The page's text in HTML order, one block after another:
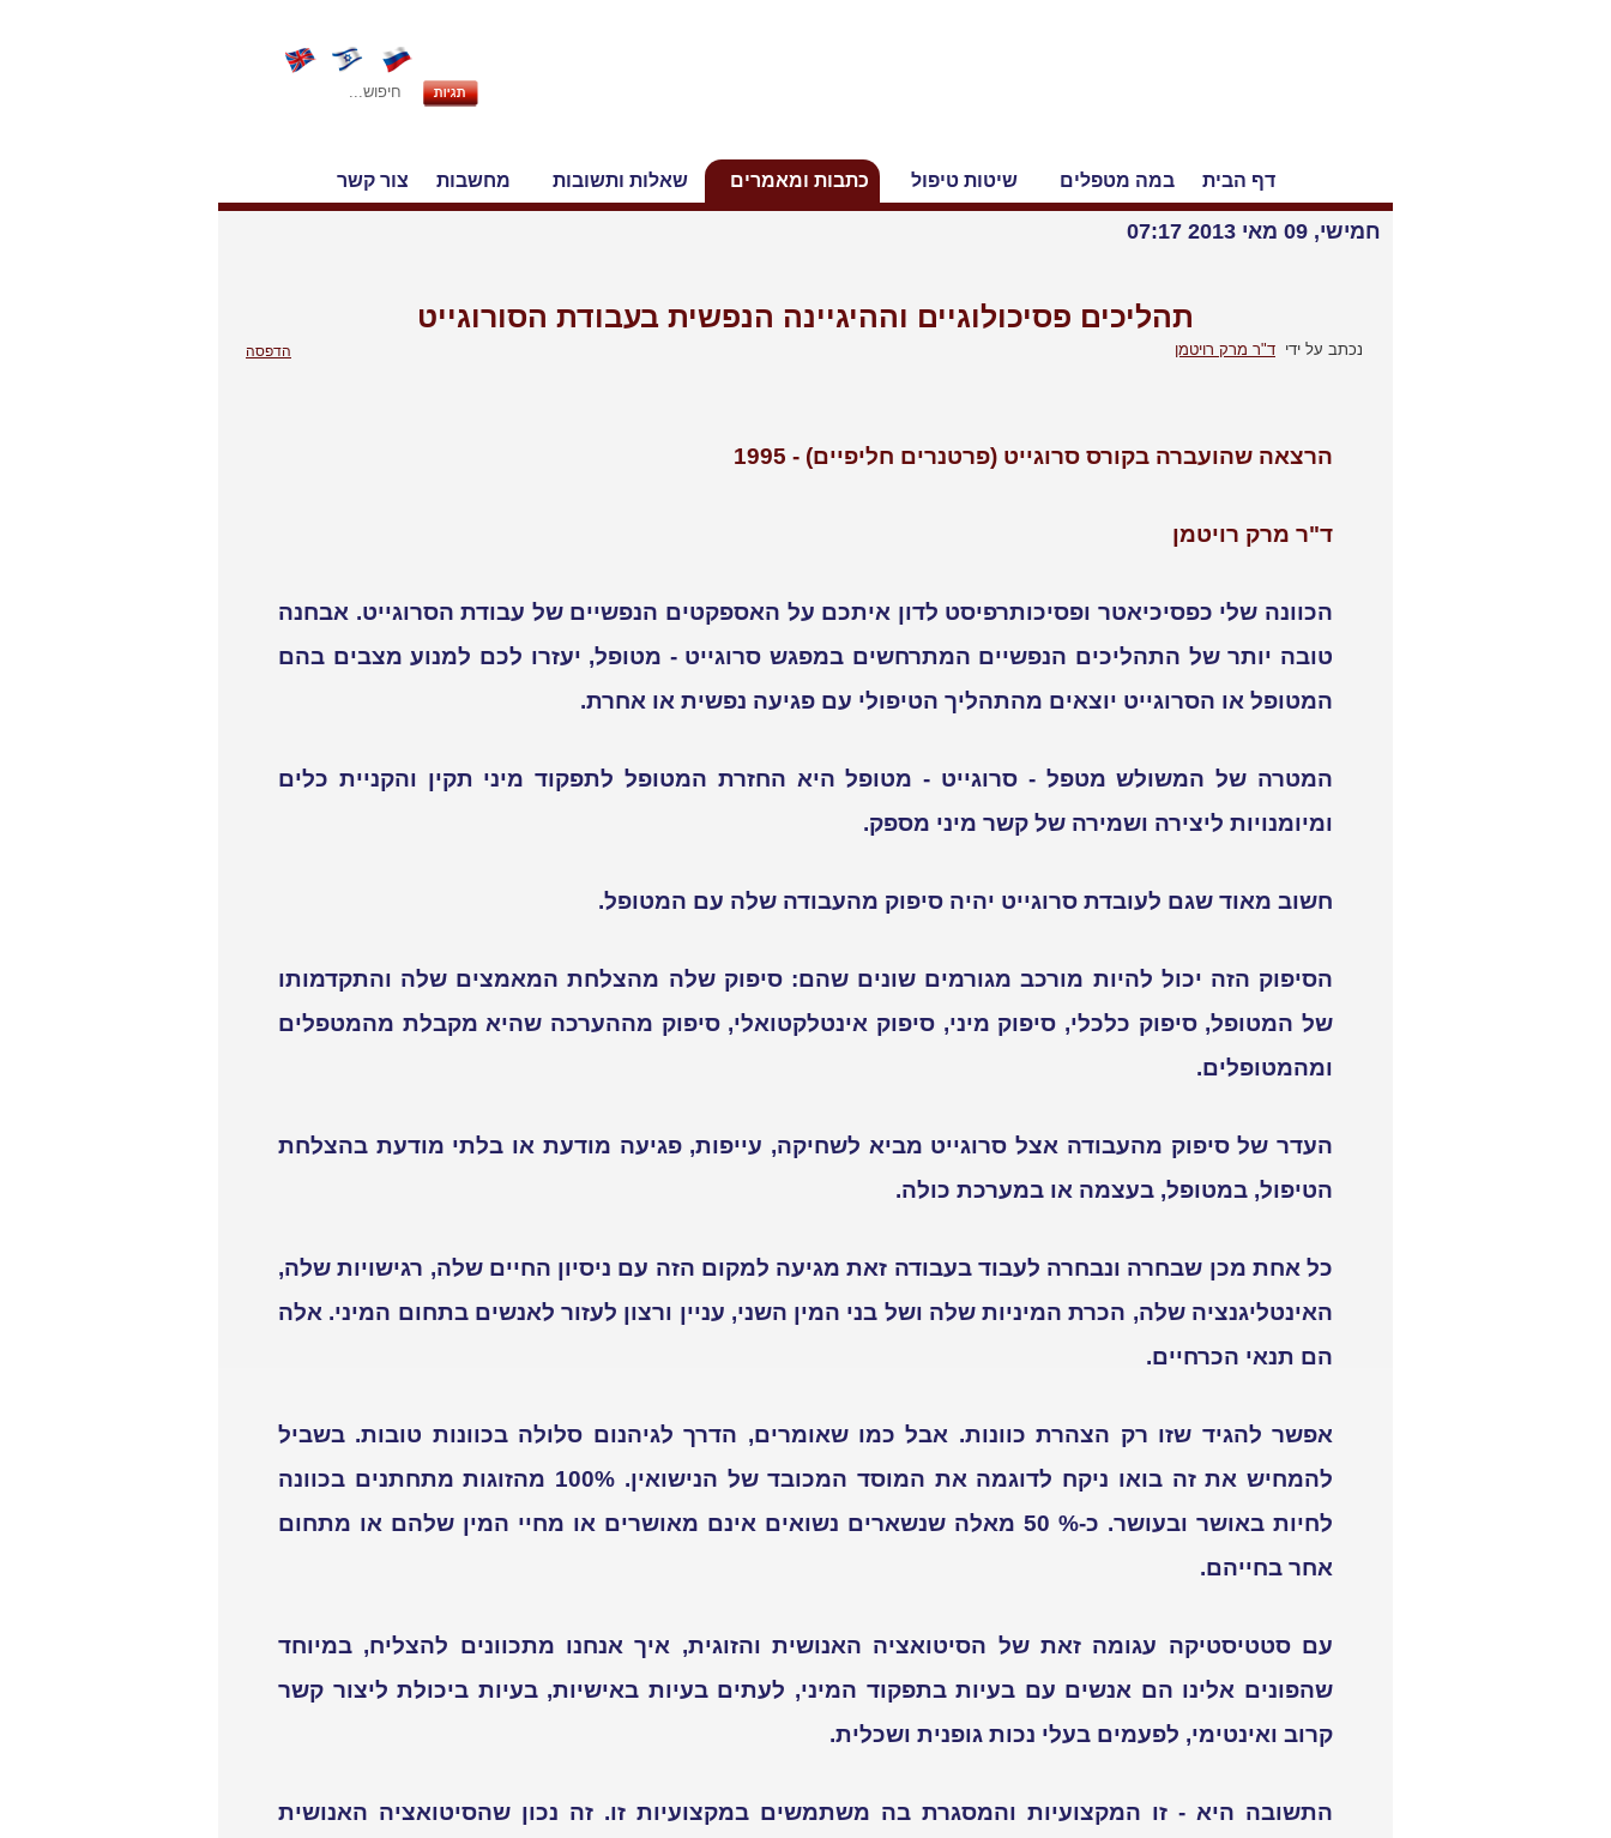
דף הבית במה מטפלים שיטות טיפול כתבות ומאמרים שאלות ותשובות מחשבות צור קשר
חמישי, 09 מאי 2013 07:17
תהליכים פסיכולוגיים וההיגיינה הנפשית בעבודת הסורוגייט
נכתב על ידי ד"ר מרק רויטמן הדפסה
הרצאה שהועברה בקורס סרוגייט (פרטנרים חליפיים) - 1995
ד"ר מרק רויטמן
הכוונה שלי כפסיכיאטר ופסיכותרפיסט לדון איתכם על האספקטים הנפשיים של עבודת הסרוגייט. אבחנה
טובה יותר של התהליכים הנפשיים המתרחשים במפגש סרוגייט - מטופל, יעזרו לכם למנוע מצבים בהם
המטופל או הסרוגייט יוצאים מהתהליך הטיפולי עם פגיעה נפשית או אחרת.
המטרה של המשולש מטפל - סרוגייט - מטופל היא החזרת המטופל לתפקוד מיני תקין והקניית כלים
ומיומנויות ליצירה ושמירה של קשר מיני מספק.
חשוב מאוד שגם לעובדת סרוגייט יהיה סיפוק מהעבודה שלה עם המטופל.
הסיפוק הזה יכול להיות מורכב מגורמים שונים שהם: סיפוק שלה מהצלחת המאמצים שלה והתקדמותו
של המטופל, סיפוק כלכלי, סיפוק מיני, סיפוק אינטלקטואלי, סיפוק מההערכה שהיא מקבלת מהמטפלים
ומהמטופלים.
העדר של סיפוק מהעבודה אצל סרוגייט מביא לשחיקה, עייפות, פגיעה מודעת או בלתי מודעת בהצלחת
הטיפול, במטופל, בעצמה או במערכת כולה.
כל אחת מכן שבחרה ונבחרה לעבוד בעבודה זאת מגיעה למקום הזה עם ניסיון החיים שלה, רגישויות שלה,
האינטליגנציה שלה, הכרת המיניות שלה ושל בני המין השני, עניין ורצון לעזור לאנשים בתחום המיני. אלה
הם תנאי הכרחיים.
אפשר להגיד שזו רק הצהרת כוונות. אבל כמו שאומרים, הדרך לגיהנום סלולה בכוונות טובות. בשביל
להמחיש את זה בואו ניקח לדוגמה את המוסד המכובד של הנישואין. 100% מהזוגות מתחתנים בכוונה
לחיות באושר ובעושר. כ-% 50 מאלה שנשארים נשואים אינם מאושרים או מחיי המין שלהם או מתחום
אחר בחייהם.
עם סטטיסטיקה עגומה זאת של הסיטואציה האנושית והזוגית, איך אנחנו מתכוונים להצליח, במיוחד
שהפונים אלינו הם אנשים עם בעיות בתפקוד המיני, לעתים בעיות באישיות, בעיות ביכולת ליצור קשר
קרוב ואינטימי, לפעמים בעלי נכות גופנית ושכלית.
התשובה היא - זו המקצועיות והמסגרת בה משתמשים במקצועיות זו. זה נכון שהסיטואציה האנושית